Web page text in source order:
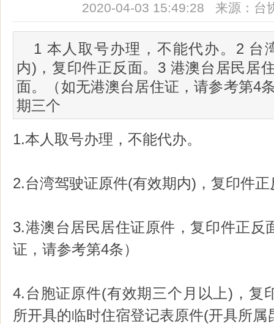
2020-04-03 15:49:28 来源：
1 本人取号办理，不能代办。2 台
内)，复印件正反面。3 港澳台居民居
面。（如无港澳台居住证，请参考第4
期三个
1.本人取号办理，不能代办。
2.台湾驾驶证原件(有效期内)，复印件正
3.港澳台居民居住证原件，复印件正反
证，请参考第4条）
4.台胞证原件(有效期三个月以上)，复
所开具的临时住宿登记表原件(开具所属